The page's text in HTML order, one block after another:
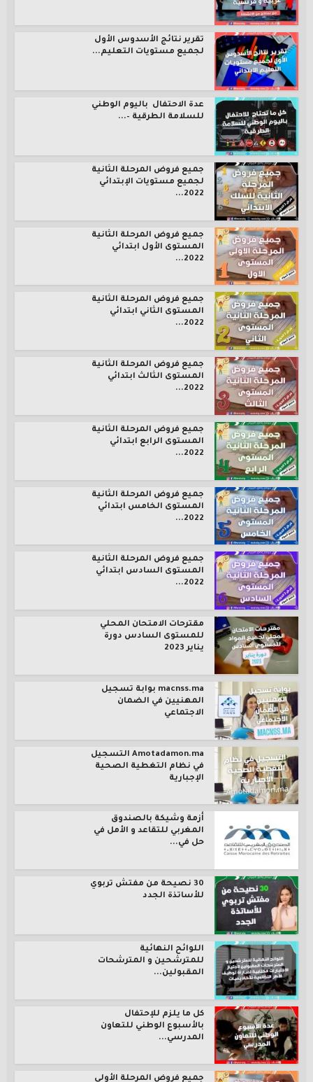
تقرير نتائج الأسدوس الأول
لجميع مستويات التعليم...
عدة الاحتفال باليوم الوطني
للسلامة الطرقية –...
جميع فروض المرحلة الثانية
لجميع مستويات الإبتدائي
2022...
جميع فروض المرحلة الثانية
المستوى الأول ابتدائي
2022...
جميع فروض المرحلة الثانية
المستوى الثاني ابتدائي
2022...
جميع فروض المرحلة الثانية
المستوى الثالث ابتدائي
2022...
جميع فروض المرحلة الثانية
المستوى الرابع ابتدائي
2022...
جميع فروض المرحلة الثانية
المستوى الخامس ابتدائي
2022...
جميع فروض المرحلة الثانية
المستوى السادس ابتدائي
2022...
مقترحات الامتحان المحلي
للمستوى السادس دورة
يناير 2023
macnss.ma بوابة تسجيل
المهنيين في الضمان
الاجتماعي
Amotadamon.ma التسجيل
في نظام التغطية الصحية
الإجبارية
أزمة وشيكة بالصندوق
المغربي للتقاعد و الأمل في
حل في...
30 نصيحة من مفتش تربوي
للأساتذة الجدد
اللوائح النهائية
للمترشحين و المترشحات
المقبولين...
كل ما يلزم للإحتفال
بالأسبوع الوطني للتعاون
المدرسي...
جميع فروض المرحلة الأولى